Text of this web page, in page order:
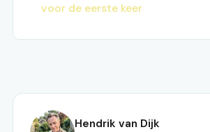
voor de eerste keer
Hendrik van Dijk